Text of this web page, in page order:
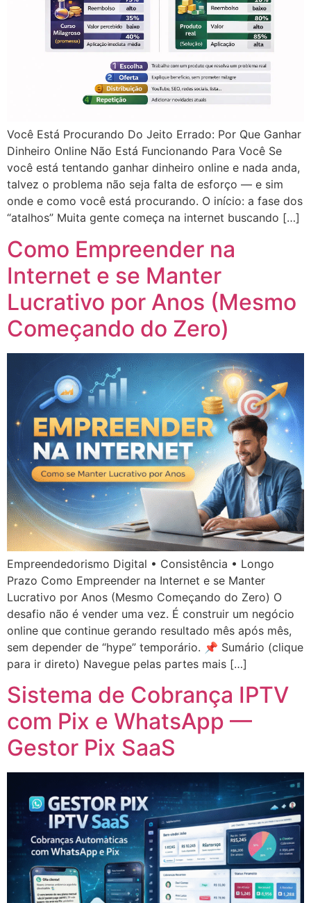
Você Está Procurando Do Jeito Errado: Por Que Ganhar
Dinheiro Online Não Está Funcionando Para Você Se
você está tentando ganhar dinheiro online e nada anda,
talvez o problema não seja falta de esforço — e sim
onde e como você está procurando. O início: a fase dos
“atalhos” Muita gente começa na internet buscando […]
Como Empreender na
Internet e se Manter
Lucrativo por Anos (Mesmo
Começando do Zero)
Empreendedorismo Digital • Consistência • Longo
Prazo Como Empreender na Internet e se Manter
Lucrativo por Anos (Mesmo Começando do Zero) O
desafio não é vender uma vez. É construir um negócio
online que continue gerando resultado mês após mês,
sem depender de “hype” temporário. 📌 Sumário (clique
para ir direto) Navegue pelas partes mais […]
Sistema de Cobrança IPTV
com Pix e WhatsApp —
Gestor Pix SaaS